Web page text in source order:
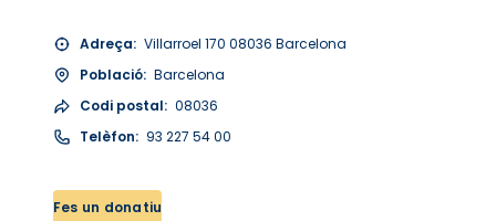
Adreça: Villarroel 170 08036 Barcelona
Població: Barcelona
Codi postal: 08036
Telèfon: 93 227 54 00
Fes un donatiu